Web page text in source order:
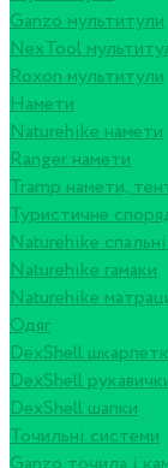
Ganzo мультитули
NexTool
Roxon мультитули
Намети
Naturehike намети
Ranger намети
Tramp намети,
Туристичне
Naturehike
Naturehike гамаки
Naturehike
Одяг
DexShell
DexShell
DexShell шапки
Точильні системи